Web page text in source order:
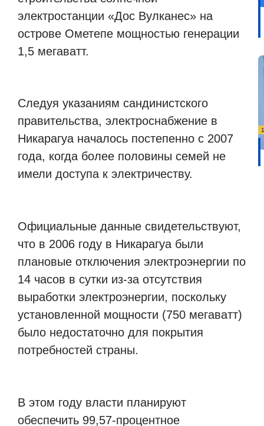
электростанции «Дос Вулканес» на
острове Ометепе мощностью генерации
1,5 мегаватт.
Следуя указаниям сандинистского
правительства, электроснабжение в
Никарагуа началось постепенно с 2007
года, когда более половины семей не
имели доступа к электричеству.
Официальные данные свидетельствуют,
что в 2006 году в Никарагуа были
плановые отключения электроэнергии по
14 часов в сутки из-за отсутствия
выработки электроэнергии, поскольку
установленной мощности (750 мегаватт)
было недостаточно для покрытия
потребностей страны.
В этом году власти планируют
обеспечить 99,57-процентное